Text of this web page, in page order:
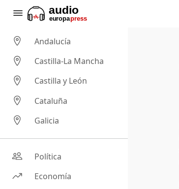
Andalucía
Castilla-La Mancha
Castilla y León
Cataluña
Galicia
Política
Economía